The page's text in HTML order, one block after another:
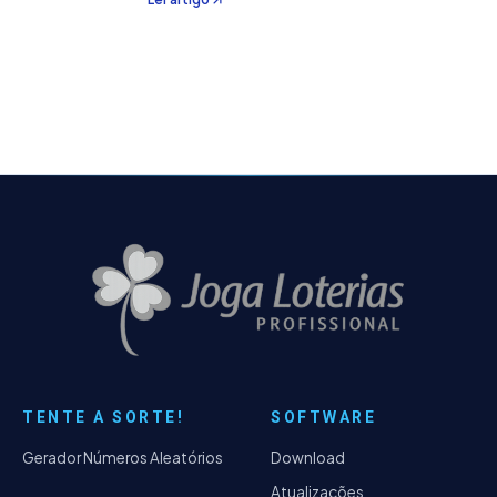
ou ímpares e somas extremas.
TENTE A SORTE!
Gerador Números Aleatórios
SOFTWARE
Download
Atualizações